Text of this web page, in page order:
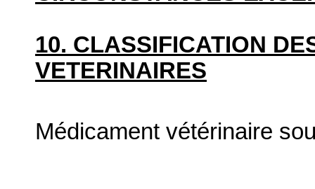
10. CLASSIFICATION
VETERINAIRES
Médicament vétérinaire